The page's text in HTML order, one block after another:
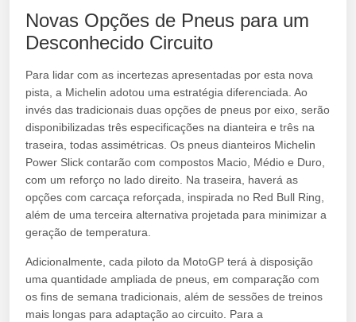
Novas Opções de Pneus para um
Desconhecido Circuito
Para lidar com as incertezas apresentadas por esta nova
pista, a Michelin adotou uma estratégia diferenciada. Ao
invés das tradicionais duas opções de pneus por eixo, serão
disponibilizadas três especificações na dianteira e três na
traseira, todas assimétricas. Os pneus dianteiros Michelin
Power Slick contarão com compostos Macio, Médio e Duro,
com um reforço no lado direito. Na traseira, haverá as
opções com carcaça reforçada, inspirada no Red Bull Ring,
além de uma terceira alternativa projetada para minimizar a
geração de temperatura.
Adicionalmente, cada piloto da MotoGP terá à disposição
uma quantidade ampliada de pneus, em comparação com
os fins de semana tradicionais, além de sessões de treinos
mais longas para adaptação ao circuito. Para a